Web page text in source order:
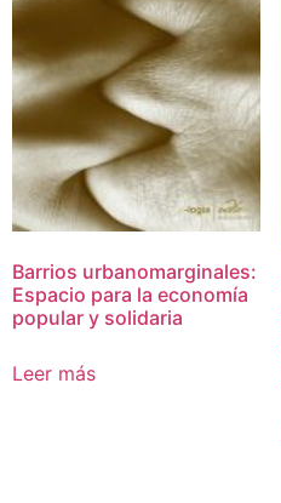
Barrios urbanomarginales:
Espacio para la economía
popular y solidaria
Leer más